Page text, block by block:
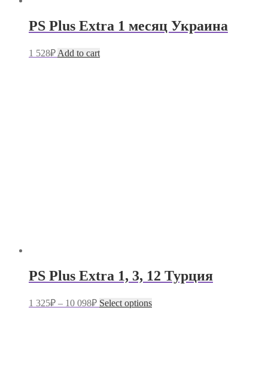
PS Plus Extra 1 месяц Украина
1 528₽ Add to cart
PS Plus Extra 1, 3, 12 Турция
1 325₽ – 10 098₽ Select options